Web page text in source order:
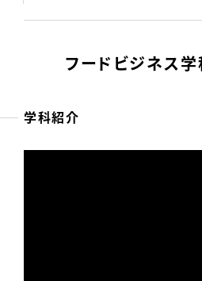
フードビジネス
学科紹介